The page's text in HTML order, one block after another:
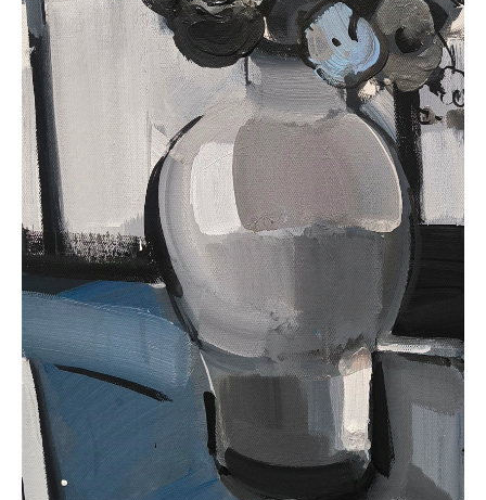
Девушка с веером I, серия
Токио
Анна Абидина
холст, акрил
155 х 76
Цена по запросу ₽
Подробнее